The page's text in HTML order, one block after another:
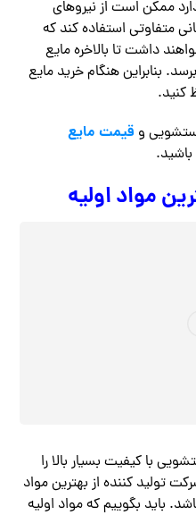
ممکن است از نیروهای
متفاوتی استفاده کند که
داشت تا بالاخره مایع
بنابراین هنگام خرید مایع
کنید.
و قیمت مایع
باشید.
مواد اولیه
با کیفیت بسیار بالا را
تولید کننده از بهترین مواد
باید بگوییم که مواد اولیه